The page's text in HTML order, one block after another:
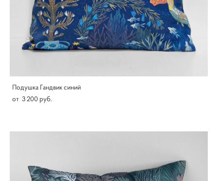
Подушка Гандвик синий
от 3 200 pуб.